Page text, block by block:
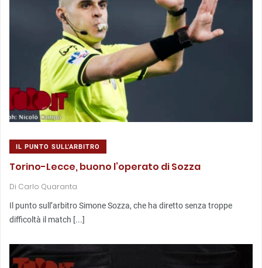
IL PUNTO SULL'ARBITRO
Torino-Lecce, buono l’operato di Sozza
Di Carlo Quaranta
Il punto sull’arbitro Simone Sozza, che ha diretto senza troppe
difficoltà il match [...]